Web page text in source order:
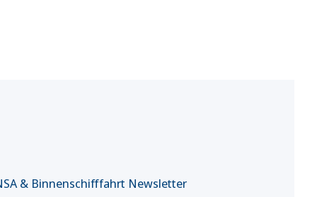
& Binnenschifffahrt Newsletter